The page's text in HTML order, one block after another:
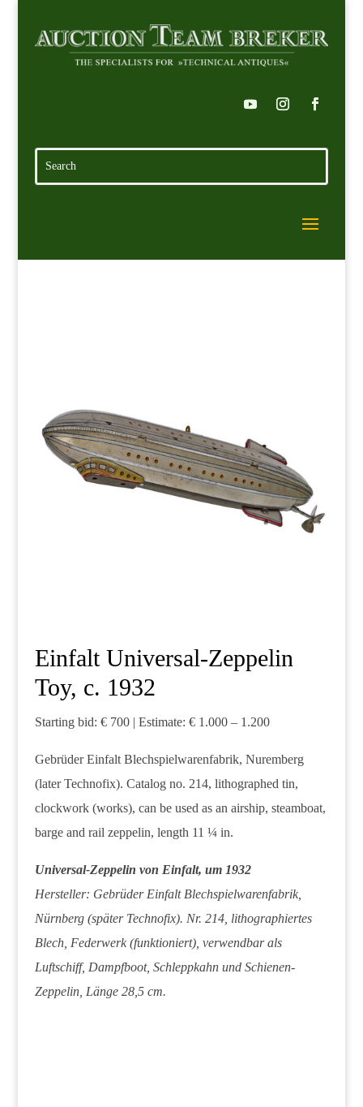
Einfalt Universal-Zeppelin
Toy, c. 1932
Starting bid: € 700 | Estimate: € 1.000 – 1.200
Gebrüder Einfalt Blechspielwarenfabrik, Nuremberg
(later Technofix). Catalog no. 214, lithographed tin,
clockwork (works), can be used as an airship, steamboat,
barge and rail zeppelin, length 11 ¼ in.
Universal-Zeppelin von Einfalt, um 1932
Hersteller: Gebrüder Einfalt Blechspielwarenfabrik,
Nürnberg (später Technofix). Nr. 214, lithographiertes
Blech, Federwerk (funktioniert), verwendbar als
Luftschiff, Dampfboot, Schleppkahn und Schienen-
Zeppelin, Länge 28,5 cm.